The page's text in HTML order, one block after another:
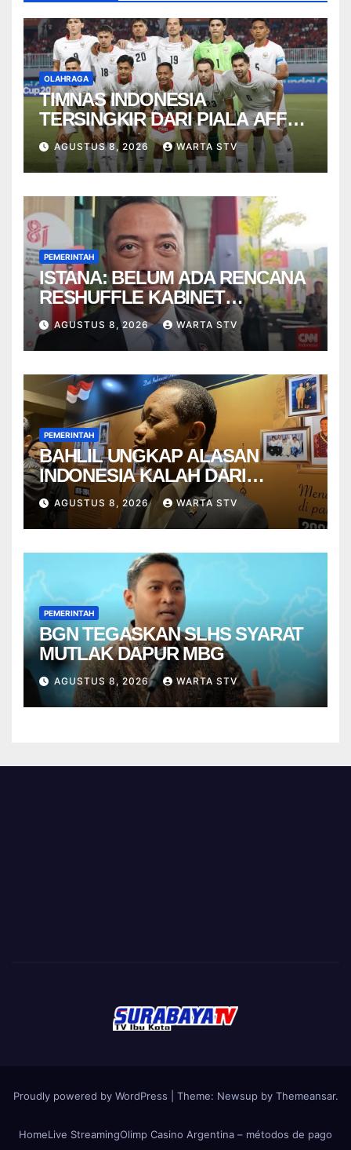
OLAHRAGA
TIMNAS INDONESIA
TERSINGKIR DARI PIALA AFF
2026
AGUSTUS 8, 2026 WARTA STV
PEMERINTAH
ISTANA: BELUM ADA RENCANA
RESHUFFLE KABINET
AGUSTUS
AGUSTUS 8, 2026 WARTA STV
PEMERINTAH
BAHLIL UNGKAP ALASAN
INDONESIA KALAH DARI
VIETNAM
AGUSTUS 8, 2026 WARTA STV
PEMERINTAH
BGN TEGASKAN SLHS SYARAT
MUTLAK DAPUR MBG
AGUSTUS 8, 2026 WARTA STV
Proudly powered by WordPress Theme: Newsupby Themeansar.
HomeLive StreamingOlimp Casino Argentina – métodos de pago